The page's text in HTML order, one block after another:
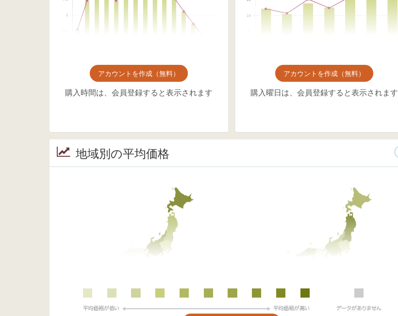
アカウントを作成（無料）
購入時間は、会員登録すると表示されます
アカウントを作成（無料）
購入曜日は、会員登録すると表示されます
地域別の平均価格